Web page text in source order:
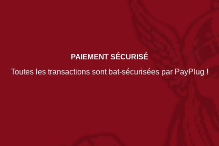
PAIEMENT SÉCURISÉ
Toutes les transactions sont bat-sécurisées par PayPlug !